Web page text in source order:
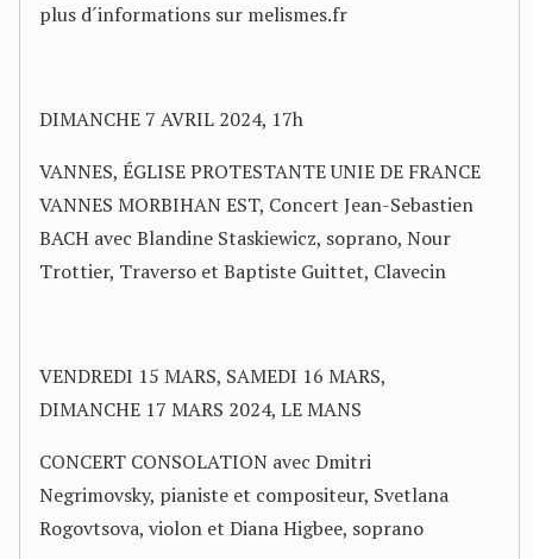
plus d´informations sur melismes.fr
DIMANCHE 7 AVRIL 2024, 17h
VANNES, ÉGLISE PROTESTANTE UNIE DE FRANCE
VANNES MORBIHAN EST, Concert Jean-Sebastien
BACH avec Blandine Staskiewicz, soprano, Nour
Trottier, Traverso et Baptiste Guittet, Clavecin
VENDREDI 15 MARS, SAMEDI 16 MARS,
DIMANCHE 17 MARS 2024, LE MANS
CONCERT CONSOLATION avec Dmitri
Negrimovsky, pianiste et compositeur, Svetlana
Rogovtsova, violon et Diana Higbee, soprano